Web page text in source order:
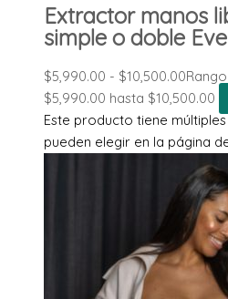
Extractor manos
simple o doble
$5,990.00 - $10,500.00
$5,990.00 hasta $10,500.00
Este producto tiene
pueden elegir en la página